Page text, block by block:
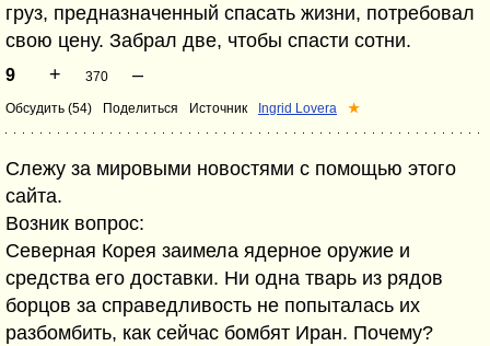
груз, предназначенный спасать жизни, потребовал
свою цену. Забрал две, чтобы спасти сотни.
9 + 370 –
Обсудить (54) Поделиться Источник Ingrid Lovera ★
Слежу за мировыми новостями с помощью этого
сайта.
Возник вопрос:
Северная Корея заимела ядерное оружие и
средства его доставки. Ни одна тварь из рядов
борцов за справедливость не попыталась их
разбомбить, как сейчас бомбят Иран. Почему?